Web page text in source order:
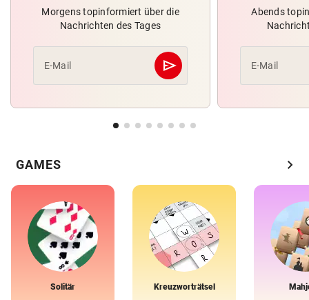
Morgens topinformiert über die
Nachrichten des Tages
E-Mail send
Abschicken
Abends
E-Mail
GAMES chevron_right
Solitär Kreuzworträtsel